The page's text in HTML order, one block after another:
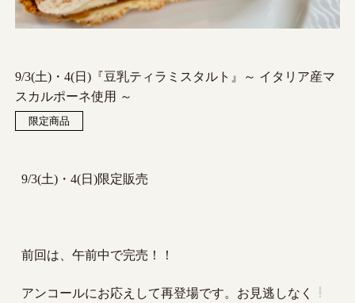
9/3(土)・4(日)『豆乳ティラミスタルト』～ イタリア産マ
スカルポーネ使用 ～
限定商品
9/3(土)・4(日)限定販売
前回は、午前中で完売！！
アンコールにお応えして再登場です。お見逃しなく